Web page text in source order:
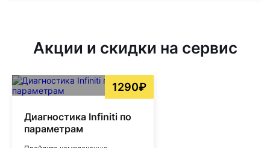
Акции и скидки на сервис
1290₽
Диагностика Infiniti по
параметрам